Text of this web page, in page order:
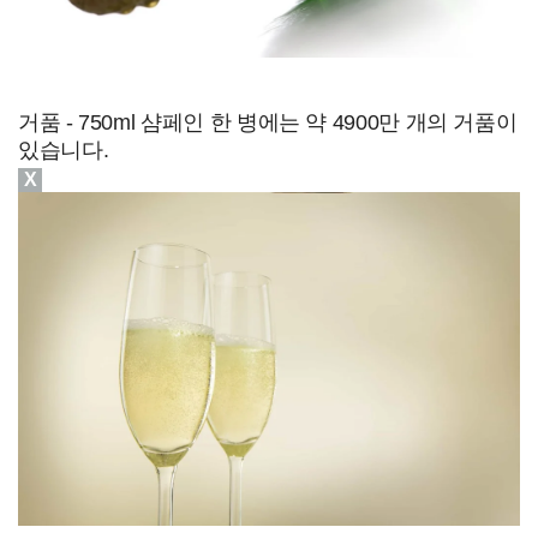
거품 - 750ml 샴페인 한 병에는 약 4900만 개의 거품이
있습니다.
X